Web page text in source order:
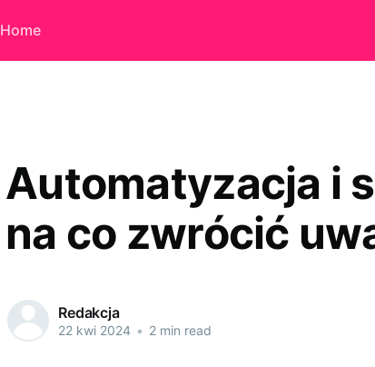
Home
Automatyzacja i
na co zwrócić
Redakcja
22 kwi 2024 • 2 min read